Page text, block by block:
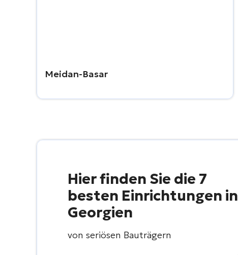
Meidan-Basar
Hier finden Sie die 7
besten Einrichtungen in
Georgien
von seriösen Bauträgern